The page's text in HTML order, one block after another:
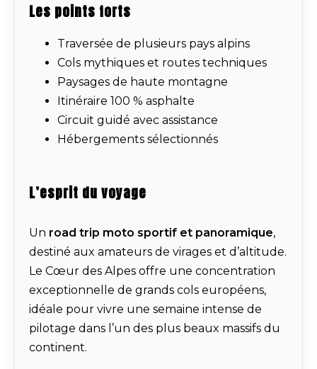
Les points forts
Traversée de plusieurs pays alpins
Cols mythiques et routes techniques
Paysages de haute montagne
Itinéraire 100 % asphalte
Circuit guidé avec assistance
Hébergements sélectionnés
L’esprit du voyage
Un road trip moto sportif et panoramique,
destiné aux amateurs de virages et d’altitude.
Le Cœur des Alpes offre une concentration
exceptionnelle de grands cols européens,
idéale pour vivre une semaine intense de
pilotage dans l’un des plus beaux massifs du
continent.